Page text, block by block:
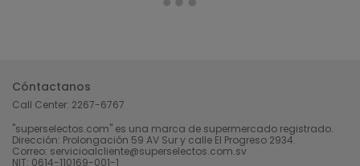
Cóntactanos
Call Center: 2267-6767
"superselectos.com" es una marca de supermercado registrado.
Dirección: Prolongación 59 AV Sur y calle El Progreso 2934.
Correo: servicioalcliente@superselectos.com.sv
NIT: 0614-110169-001-1